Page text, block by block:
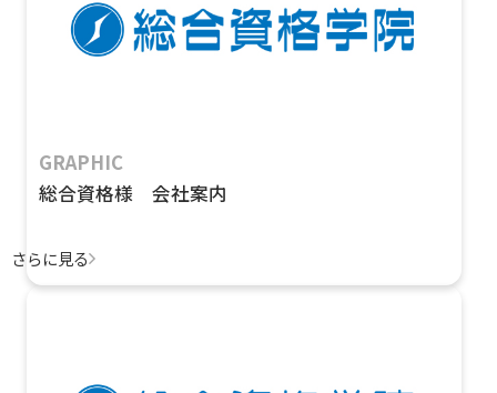
GRAPHIC
総合資格様 会社案内
さらに見る